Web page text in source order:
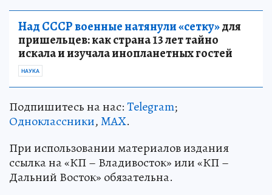
Над СССР военные натянули «сетку»для
пришельцев: как страна 13 лет тайно
искала и изучала инопланетных гостей
НАУКА
Подпишитесь на нас:Telegram;
Одноклассники,MAX.
При использовании материалов издания
ссылка на «КП – Владивосток» или «КП –
Дальний Восток» обязательна.